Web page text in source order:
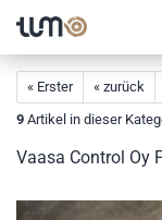
« Erster « zurück
9 Artikel in dieser
Vaasa Control Oy